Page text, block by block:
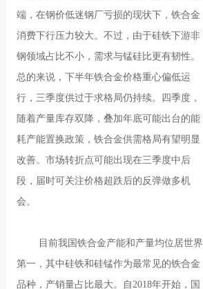
端，在钢价低迷钢厂亏损的现状下，铁合金
消费下行压力较大。不过，由于硅铁下游非
钢领域占比不小，需求与锰硅比更有韧性。
总的来说，下半年铁合金价格重心偏低运
行，三季度供过于求格局仍持续。四季度，
随着产量库存双降，叠加年底可能出台的能
耗产能置换政策，铁合金供需格局有望明显
改善。市场转折点可能出现在三季度中后
段，届时可关注价格超跌后的反弹做多机
会。
目前我国铁合金产能和产量均位居世界
第一，其中硅铁和硅锰作为最常见的铁合金
品种，产销量占比最大。自2018年开始，国